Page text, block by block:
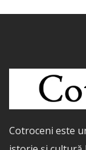
Cotroceni este